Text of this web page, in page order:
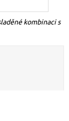
kombinaci s